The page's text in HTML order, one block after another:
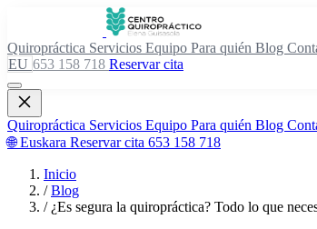
Quiropráctica Servicios Equipo Para quién Blog
EU 653 158 718 Reservar cita
Quiropráctica Servicios Equipo Para quién Blog
🌐 Euskara Reservar cita 653 158 718
Inicio
/ Blog
/ ¿Es segura la quiropráctica? Todo lo que